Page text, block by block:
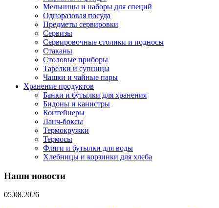
Мельницы и наборы для специй
Одноразовая посуда
Предметы сервировки
Сервизы
Сервировочные столики и подносы
Стаканы
Столовые приборы
Тарелки и супницы
Чашки и чайные пары
Хранение продуктов
Банки и бутылки для хранения
Бидоны и канистры
Контейнеры
Ланч-боксы
Термокружки
Термосы
Фляги и бутылки для воды
Хлебницы и корзинки для хлеба
Наши новости
05.08.2026